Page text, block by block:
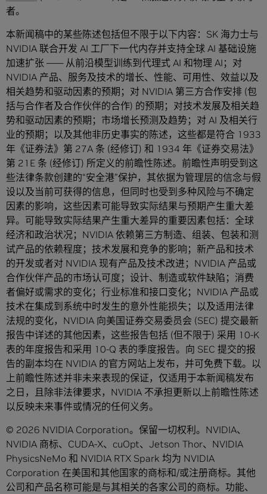
者。
本新闻稿中的某些陈述包括但不限于以下内容：SK 海力士与
NVIDIA 联合开发 AI 工厂下一代内存并支持全球 AI 基础设施
加速扩张 —— 从前沿模型训练到代理式 AI 和物理 AI；对
NVIDIA 产品、服务及技术的增长、性能、可用性、效益以及
相关趋势和驱动因素的预期；对 NVIDIA 第三方合作安排 (包
括与合作者及合作伙伴的合作) 的预期；对技术发展及相关趋
势和驱动因素的预期；市场增长预测及趋势；对 AI 及相关行
业的预期；以及其他非历史事实的陈述，这些都是符合 1933
年《证券法》第 27A 条 (经修订) 和 1934 年《证券交易法》
第 21E 条 (经修订) 所定义的前瞻性陈述。前瞻性声明受到这
些法律条款创建的“安全港”保护，其依据为管理层的信念与假
设以及当前可获得的信息，但同时也受到多种风险与不确定
因素的影响，这些因素可能导致实际结果与预期产生重大差
异。可能导致实际结果产生重大差异的重要因素包括：全球
经济和政治状况；NVIDIA 依赖第三方制造、组装、包装和测
试产品的依赖程度；技术发展和竞争的影响；新产品和技术
的开发或者对 NVIDIA 现有产品及技术改进；NVIDIA 产品或
合作伙伴产品的市场认可度；设计、制造或软件缺陷；消费
者偏好或需求的变化；行业标准和接口变化；NVIDIA 产品或
技术在集成到系统中时发生的意外性能损失；以及适用法律
法规的变化，NVIDIA 向美国证券交易委员会 (SEC) 提交最新
报告中详述的其他因素，这些报告包括 (但不限于) 采用 10-K
表的年度报告和采用 10-Q 表的季度报告。向 SEC 提交的报
告的副本均在 NVIDIA 的官方网站上发布，并可免费下载。以
上前瞻性陈述并非未来表现的保证，仅适用于本新闻稿发布
之日，且除非法律要求，NVIDIA 不承担更新以上前瞻性陈述
以反映未来事件或情况的任何义务。
© 2026 NVIDIA Corporation。保留一切权利。NVIDIA、
NVIDIA 商标、CUDA-X、cuOpt、Jetson Thor、NVIDIA
PhysicsNeMo 和 NVIDIA RTX Spark 均为 NVIDIA
Corporation 在美国和其他国家的商标和/或注册商标。其他
公司和产品名称可能是与其相关的各家公司的商标。功能、